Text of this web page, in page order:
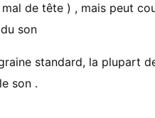
de tête ) , mais peut
son
standard, la plupart
son .